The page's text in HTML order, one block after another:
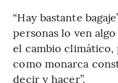
“Hay bastante
personas lo ven
el cambio
como monarca
decir y hacer”.